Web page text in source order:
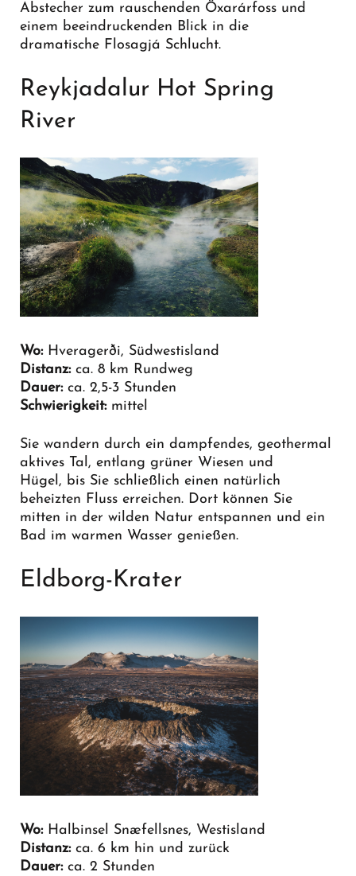
Abstecher zum rauschenden Öxarárfoss und
einem beeindruckenden Blick in die
dramatische Flosagjá Schlucht.
Reykjadalur Hot Spring
River
Wo:Hveragerði, Südwestisland
Distanz:ca. 8 km Rundweg
Dauer:ca. 2,5-3 Stunden
Schwierigkeit:mittel
Sie wandern durch ein dampfendes, geothermal
aktives Tal, entlang grüner Wiesen und
Hügel, bis Sie schließlich einen natürlich
beheizten Fluss erreichen. Dort können Sie
mitten in der wilden Natur entspannen und ein
Bad im warmen Wasser genießen.
Eldborg-Krater
Wo:Halbinsel Snæfellsnes, Westisland
Distanz:ca. 6 km hin und zurück
Dauer:ca. 2 Stunden